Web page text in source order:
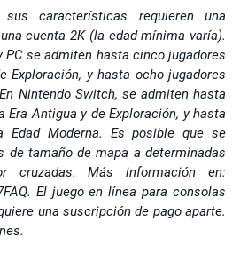
características requieren una
cuenta 2K (la edad mínima varía).
PC se admiten hasta cinco jugadores
Exploración, y hasta ocho jugadores
Nintendo Switch, se admiten hasta
Era Antigua y de Exploración, y hasta
Edad Moderna. Es posible que se
de tamaño de mapa a determinadas
cruzadas. Más información en:
El juego en línea para consolas
una suscripción de pago aparte.